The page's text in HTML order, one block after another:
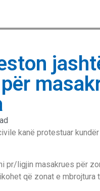
kanë protestuar
ligjin masakrues për
që zonat e mbrojtura